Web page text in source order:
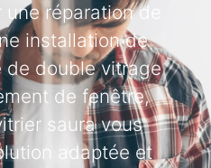
réparation de
installation de
de double vitrage
de fenêtre,
saura vous
adaptée et